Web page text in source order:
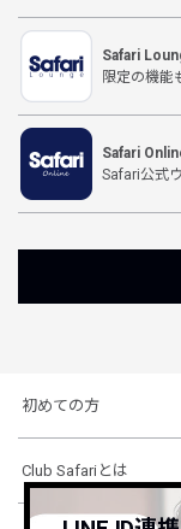
Safari
限定の機能
Safari
Safari公式
初めての方
Club Safariとは